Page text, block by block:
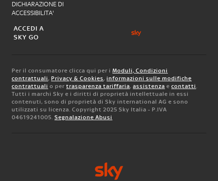
DICHIARAZIONE DI
ACCESSIBILITA'
ACCEDI A
SKY GO
Per il consumatore clicca qui per i Moduli, Condizioni
contrattuali, Privacy & Cookies, informazioni sulle modifiche
contrattuali o per trasparenza tariffaria, assistenza e contatti.
Tutti i marchi Sky e i diritti di proprietà intellettuale in essi
contenuti, sono di proprietà di Sky international AG e sono
utilizzati su licenza. Copyright 2025 Sky Italia - P.IVA
04619241005. Segnalazione Abusi